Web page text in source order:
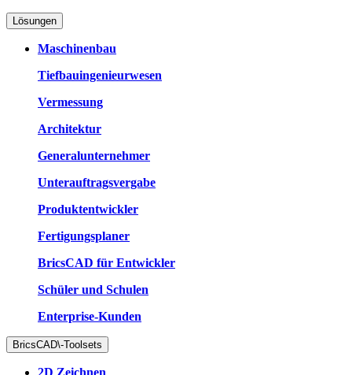
Lösungen
Maschinenbau
Tiefbauingenieurwesen
Vermessung
Architektur
Generalunternehmer
Unterauftragsvergabe
Produktentwickler
Fertigungsplaner
BricsCAD für Entwickler
Schüler und Schulen
Enterprise-Kunden
BricsCAD\-Toolsets
2D Zeichnen